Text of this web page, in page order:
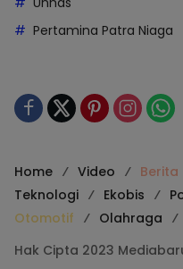
Pertamina Patra Niaga
Home Video Berita
Teknologi
Ekobis
Otomotif
Olahraga
Hak Cipta 2023